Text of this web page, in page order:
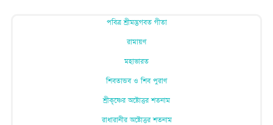
পবিত্র শ্রীমদ্ভগবত গীতা
রামায়ণ
মহাভারত
শিবতান্ডব ও শিব পুরাণ
শ্রীকৃষ্ণের অষ্টোত্তর শতনাম
রাধারানীর অষ্টোত্তর শতনাম